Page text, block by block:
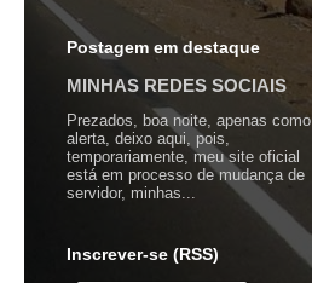
Postagem em destaque
MINHAS REDES SOCIAIS
Prezados, boa noite, apenas como
alerta, deixo aqui, pois,
temporariamente, meu site oficial
está em processo de mudança de
servidor, minhas...
Inscrever-se (RSS)